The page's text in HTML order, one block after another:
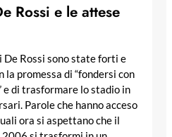
Rossi e le attese
De Rossi sono state forti e
la promessa di “fondersi con
e di trasformare lo stadio in
Parole che hanno acceso
ora si aspettano che il